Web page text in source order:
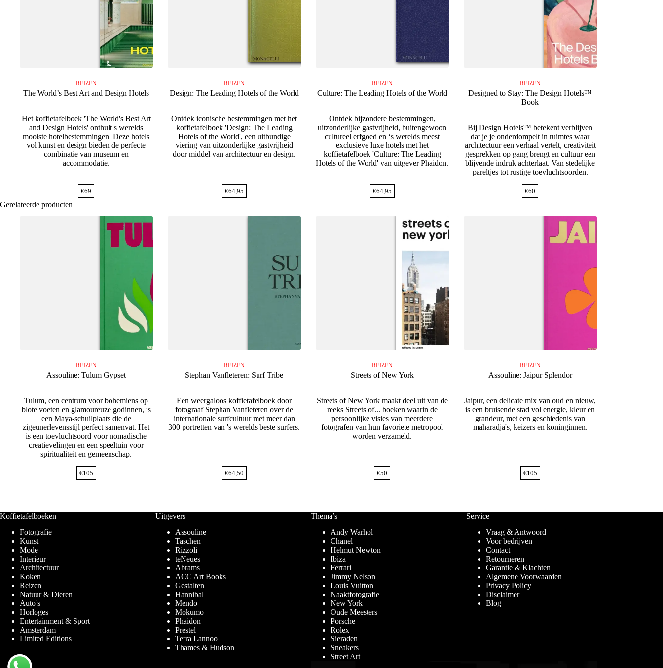
REIZEN
The World’s Best Art and Design Hotels
Het koffietafelboek 'The World's Best Art
and Design Hotels' onthult s werelds
mooiste hotelbestemmingen. Deze hotels
vol kunst en design bieden de perfecte
combinatie van museum en
accommodatie.
€69
REIZEN
Design: The Leading Hotels of the World
Ontdek iconische bestemmingen met het
koffietafelboek 'Design: The Leading
Hotels of the World', een uitbundige
viering van uitzonderlijke gastvrijheid
door middel van architectuur en design.
€64,95
REIZEN
Culture: The Leading Hotels of the World
Ontdek bijzondere bestemmingen,
uitzonderlijke gastvrijheid, buitengewoon
cultureel erfgoed en ‘s werelds meest
exclusieve luxe hotels met het
koffietafelboek 'Culture: The Leading
Hotels of the World' van uitgever Phaidon.
€64,95
REIZEN
Designed to Stay: The Design Hotels™
Book
Bij Design Hotels™ betekent verblijven
dat je je onderdompelt in ruimtes waar
architectuur een verhaal vertelt, creativiteit
gesprekken op gang brengt en cultuur een
blijvende indruk achterlaat. Van stedelijke
pareltjes tot rustige toevluchtsoorden.
€60
Gerelateerde producten
REIZEN
Assouline: Tulum Gypset
Tulum, een centrum voor bohemiens op
blote voeten en glamoureuze godinnen, is
een Maya-schuilplaats die de
zigeunerlevensstijl perfect samenvat. Het
is een toevluchtsoord voor nomadische
creatievelingen en een speeltuin voor
spiritualiteit en gemeenschap.
€105
REIZEN
Stephan Vanfleteren: Surf Tribe
Een weergaloos koffietafelboek door
fotograaf Stephan Vanfleteren over de
internationale surfcultuur met meer dan
300 portretten van 's werelds beste surfers.
€64,50
REIZEN
Streets of New York
Streets of New York maakt deel uit van de
reeks Streets of... boeken waarin de
persoonlijke visies van meerdere
fotografen van hun favoriete metropool
worden verzameld.
€50
REIZEN
Assouline: Jaipur Splendor
Jaipur, een delicate mix van oud en nieuw,
is een bruisende stad vol energie, kleur en
grandeur, met een geschiedenis van
maharadja's, keizers en koninginnen.
€105
Koffietafelboeken
Fotografie
Kunst
Mode
Interieur
Architectuur
Koken
Reizen
Natuur & Dieren
Auto’s
Horloges
Entertainment & Sport
Amsterdam
Limited Editions
Uitgevers
Assouline
Taschen
Rizzoli
teNeues
Abrams
ACC Art Books
Gestalten
Hannibal
Mendo
Mokumo
Phaidon
Prestel
Terra Lannoo
Thames & Hudson
Thema’s
Andy Warhol
Chanel
Helmut Newton
Ibiza
Ferrari
Jimmy Nelson
Louis Vuitton
Naaktfotografie
New York
Oude Meesters
Porsche
Rolex
Sieraden
Sneakers
Street Art
Service
Vraag & Antwoord
Voor bedrijven
Contact
Retourneren
Garantie & Klachten
Algemene Voorwaarden
Privacy Policy
Disclaimer
Blog